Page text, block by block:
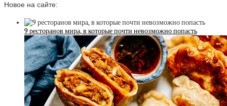
Новое на сайте:
9 ресторанов мира, в которые почти невозможно попасть